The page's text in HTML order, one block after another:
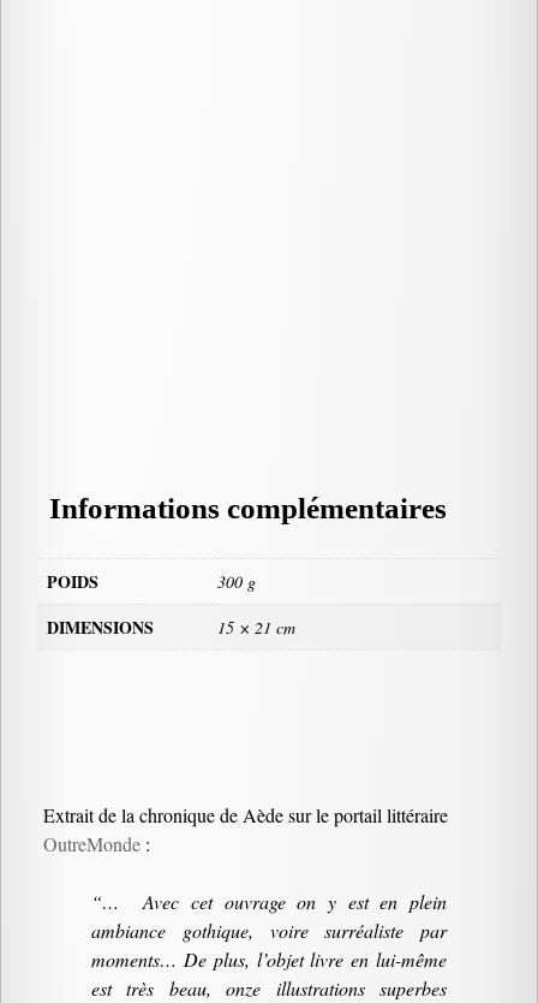
Informations complémentaires
POIDS 300 g
DIMENSIONS 15 × 21 cm
Extrait de la chronique de Aède sur le portail littéraire
OutreMonde :
“… Avec cet ouvrage on y est en plein
ambiance gothique, voire surréaliste par
moments… De plus, l’objet livre en lui-même
est très beau, onze illustrations superbes